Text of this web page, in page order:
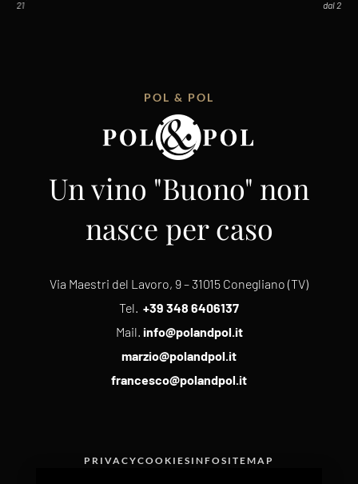
POL & POL
Un vino "Buono" non
nasce per caso
Via Maestri del Lavoro, 9 – 31015 Conegliano (TV)
Tel. +39 348 6406137
Mail. info@polandpol.it
marzio@polandpol.it
francesco@polandpol.it
PRIVACYCOOKIES INFOSITEMAP